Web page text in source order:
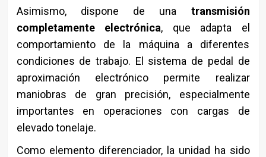
Asimismo, dispone de una transmisión
completamente electrónica, que adapta el
comportamiento de la máquina a diferentes
condiciones de trabajo. El sistema de pedal de
aproximación electrónico permite realizar
maniobras de gran precisión, especialmente
importantes en operaciones con cargas de
elevado tonelaje.
Como elemento diferenciador, la unidad ha sido